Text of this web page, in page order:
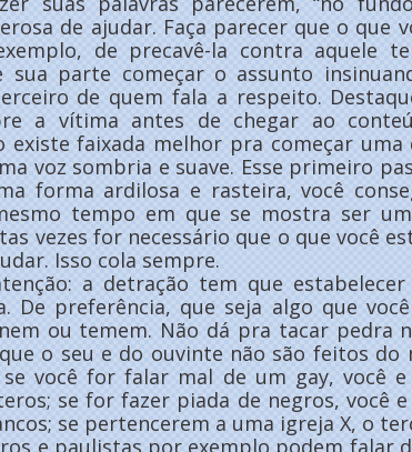
de ajudar. Faça parecer que o que
de precavê-la contra aquele
sua parte começar o assunto
de quem fala a respeito.
a vítima antes de chegar ao
existe faixada melhor pra começar
voz sombria e suave. Esse primeiro
forma ardilosa e rasteira, você
tempo em que se mostra ser
vezes for necessário que o que você
Isso cola sempre.
a detração tem que
De preferência, que seja algo que
ou temem. Não dá pra tacar pedra
o seu e do ouvinte não são feitos do
se você for falar mal de um gay, você
se for fazer piada de negros, você
se pertencerem a uma igreja X, o
e paulistas por exemplo podem falar